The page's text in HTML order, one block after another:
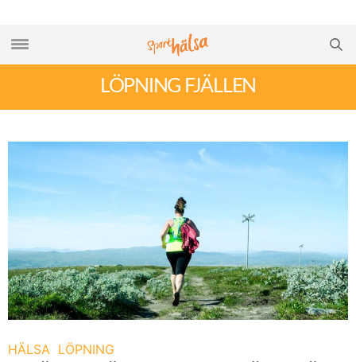
LÖPNING FJÄLLEN
HÄLSA LÖPNING